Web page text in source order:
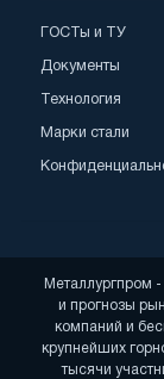
ГОСТы и ТУ
Документы
Технология
Марки стали
Металлургпром -
и прогнозы
компаний и
крупнейших
тысячи